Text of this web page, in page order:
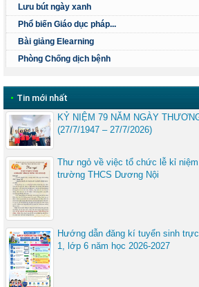
Lưu bút ngày xanh
Phổ biến Giáo dục pháp...
Bài giảng Elearning
Phòng Chống dịch bệnh
• Tin mới nhất
KỶ NIỆM 79 NĂM NGÀY
(27/7/1947 – 27/7/2026)
Thư ngỏ về việc tổ chức lễ kỉ
trường THCS Dương Nội
Hướng dẫn đăng kí tuyển sinh
1, lớp 6 năm học 2026-2027